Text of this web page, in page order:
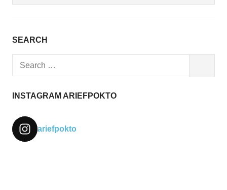
SEARCH
Search
INSTAGRAM ARIEFPOKTO
ariefpokto